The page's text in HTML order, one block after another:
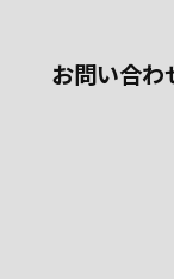
お問い合わ